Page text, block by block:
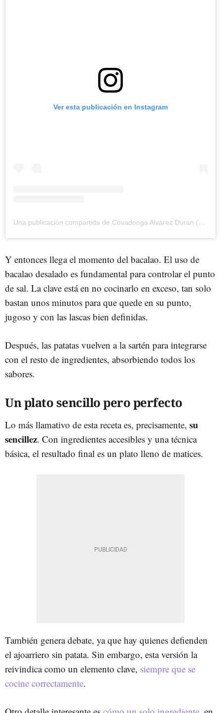
Ver esta publicación en Instagram
Y entonces llega el momento del bacalao. El uso de
bacalao desalado es fundamental para controlar el punto
de sal. La clave está en no cocinarlo en exceso, tan solo
bastan unos minutos para que quede en su punto,
jugoso y con las lascas bien definidas.
Después, las patatas vuelven a la sartén para integrarse
con el resto de ingredientes, absorbiendo todos los
sabores.
Un plato sencillo pero perfecto
Lo más llamativo de esta receta es, precisamente, su
sencillez. Con ingredientes accesibles y una técnica
básica, el resultado final es un plato lleno de matices.
También genera debate, ya que hay quienes defienden
el ajoarriero sin patata. Sin embargo, esta versión la
reivindica como un elemento clave, siempre que se
cocine correctamente.